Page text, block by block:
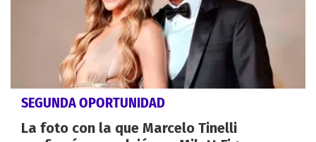
SEGUNDA OPORTUNIDAD
La foto con la que Marcelo Tinelli